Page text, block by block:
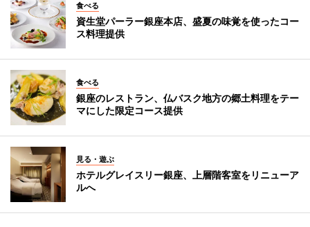
食べる
資生堂パーラー銀座本店、盛夏の味覚を使ったコー
ス料理提供
食べる
銀座のレストラン、仏バスク地方の郷土料理をテー
マにした限定コース提供
見る・遊ぶ
ホテルグレイスリー銀座、上層階客室をリニューア
ルへ